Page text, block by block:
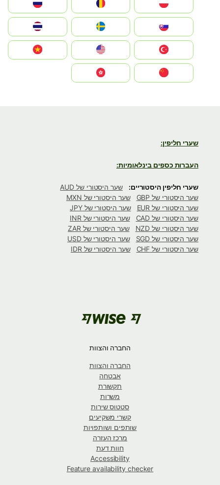
România
Slovensko
United States
Vietnam
שערי חליפין:
העברות כספים בינלאומיות:
שערי חליפין היסטוריים:
שער היסטורי של AUD
שער היסטורי של GBP
שער היסטורי של MXN
שער היסטורי של EUR
שער היסטורי של JPY
שער היסטורי של CAD
שער היסטורי של INR
שער היסטורי של NZD
שער היסטורי של ZAR
שער היסטורי של SGD
שער היסטורי של USD
שער היסטורי של CHF
שער היסטורי של IDR
החברה והצוות
החברה והצוות
אבטחה
תקשורת
משרות
סטטוס שירות
קשרי משקיעים
שותפים ושותפויות
מרכז העזרה
חוות דעת
Accessibility
Feature availability checker